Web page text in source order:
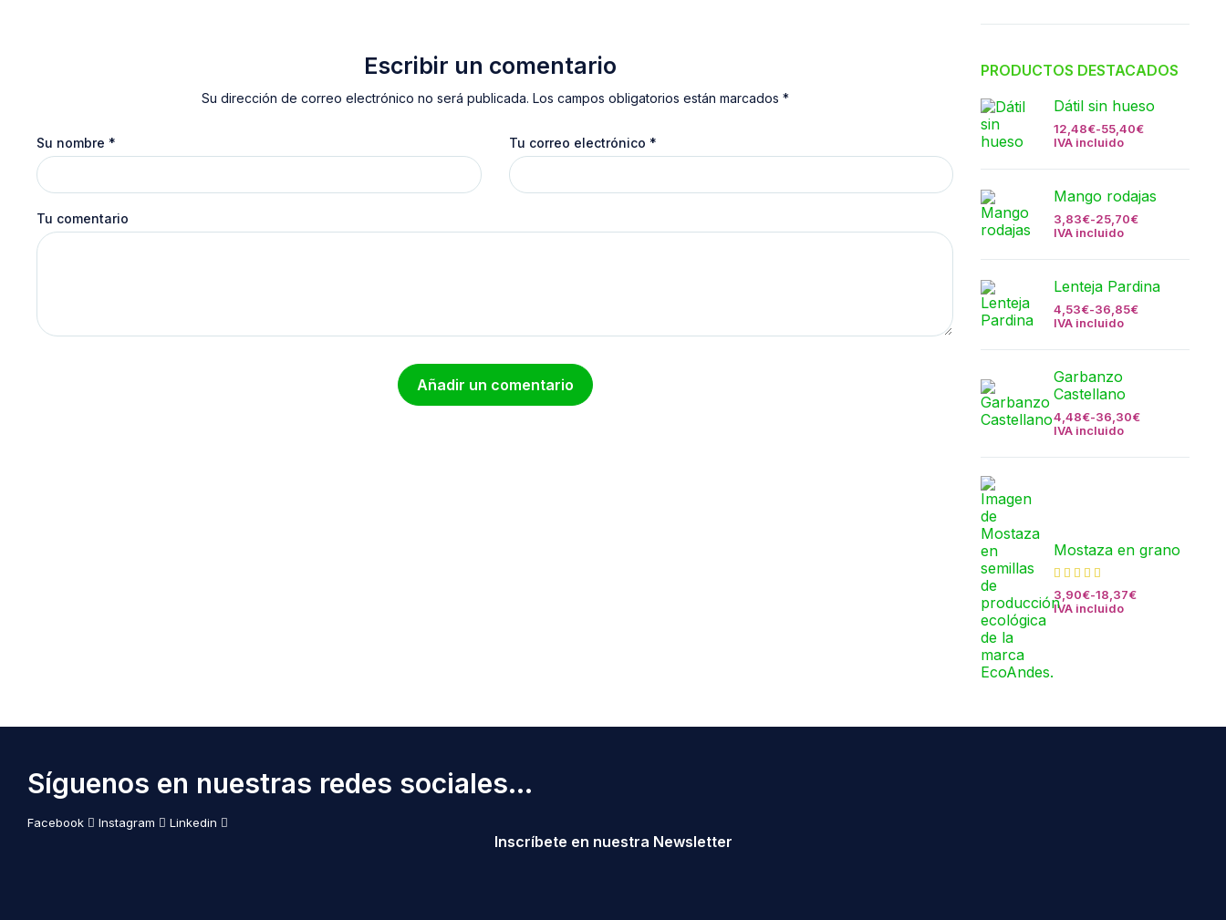
Escribir un comentario
Su dirección de correo electrónico no será publicada. Los campos obligatorios están marcados *
Su nombre * Tu correo electrónico *
Tu comentario
Añadir un comentario
PRODUCTOS DESTACADOS
Dátil sin hueso
12,48€-55,40€
IVA incluido
Mango rodajas
3,83€-25,70€
IVA incluido
Lenteja Pardina
4,53€-36,85€
IVA incluido
Garbanzo
Castellano
4,48€-36,30€
IVA incluido
Mostaza en grano
3,90€-18,37€
IVA incluido
Síguenos en nuestras redes sociales...
Facebook Instagram Linkedin
Inscríbete en nuestra Newsletter